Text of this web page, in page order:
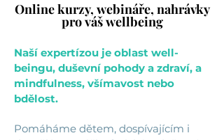
Online kurzy, webináře, nahrávky
pro váš wellbeing
Online kurzy, webináře, nahrávky
pro váš wellbeing
Naší expertízou je oblast well-
beingu, duševní pohody a zdraví, a
mindfulness, všímavost nebo
bdělost.
Pomáháme dětem, dospívajícím i